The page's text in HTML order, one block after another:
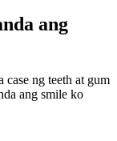
ang
case ng teeth at gum
ang smile ko